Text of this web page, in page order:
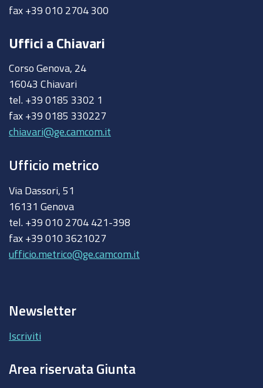
fax +39 010 2704 300
Uffici a Chiavari
Corso Genova, 24
16043 Chiavari
tel. +39 0185 3302 1
fax +39 0185 330227
chiavari@ge.camcom.it
Ufficio metrico
Via Dassori, 51
16131 Genova
tel. +39 010 2704 421-398
fax +39 010 3621027
ufficio.metrico@ge.camcom.it
Newsletter
Iscriviti
Area riservata Giunta